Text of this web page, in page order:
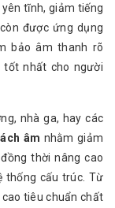
tĩnh, giảm tiếng
được ứng dụng
bảo âm thanh rõ
tốt nhất cho người
nhà ga, hay các
âm nhằm giảm
thời nâng cao
thống cấu trúc. Từ
tiêu chuẩn chất